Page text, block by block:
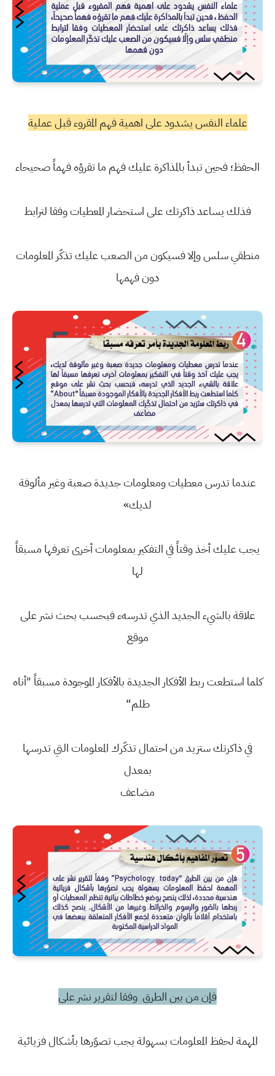
علماء النفس يشدود على اهمية فهم المقروء قبل عملية
الحفظ؛ فحين تبدأ بالمذاكرة عليك فهم ما تقرؤه فهماً صحيحاء
فذلك يساعد ذاكرتك على استحضار المعطيات وفقا لترابط
منطقي سلس وإلا فسيكون من الصعب عليك تذكّر المعلومات
دون فهمها
عندما تدرس معطيات ومعلومات جديدة صعبة وغير مألوفة
لديك»
يجب عليك أخذ وقتاً في التفكير بمعلومات أخرى تعرفها مسبقاً
لها
علاقة بالشيء الجديد الذي تدرسهء فبحسب بحث نشر على
موقع
كلما استطعت ربط الأفكار الجديدة بالأفكار الموجودة مسبقاً "أناه
طلم“
في ذاكرتك ستزيد من احتمال تذكّرك المعلومات التي تدرسها
بمعدل
مضاعف
فإن من بين الطرق وفقا لتقرير نشر على
المهمة لحفظ المعلومات بسهولة يجب تصوّرها بأشكال فزيائية